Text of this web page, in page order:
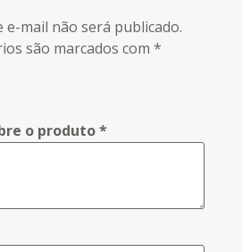
e-mail não será publicado.
são marcados com*
o produto*